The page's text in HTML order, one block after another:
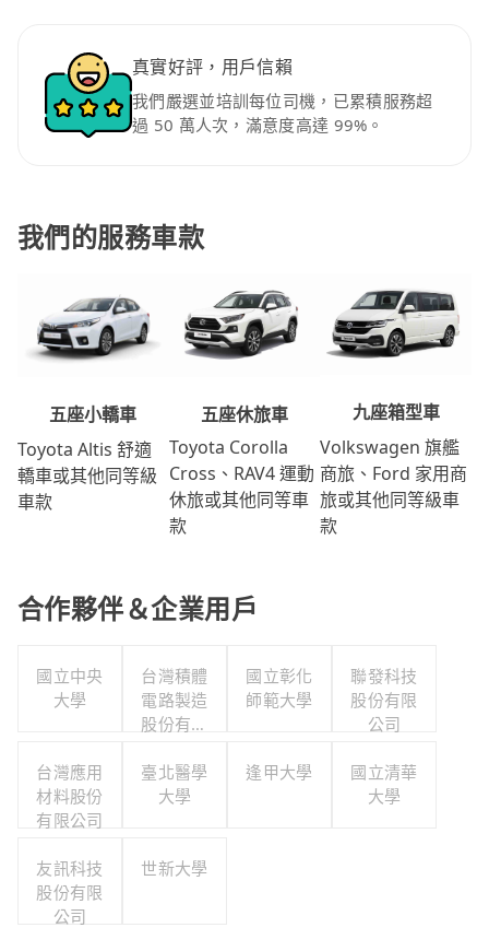
真實好評，用戶信賴
我們嚴選並培訓每位司機，已累積服務超
過 50 萬人次，滿意度高達 99%。
我們的服務車款
五座小轎車
Toyota Altis 舒適
轎車或其他同等級
車款
五座休旅車
Toyota Corolla
Cross、RAV4 運動
休旅或其他同等車
款
九座箱型車
Volkswagen 旗艦
商旅、Ford 家用商
旅或其他同等級車
款
合作夥伴＆企業用戶
國立中央
大學
台灣積體
電路製造
股份有限
國立彰化
師範大學
聯發科技
股份有限
公司
台灣應用
材料股份
有限公司
臺北醫學
大學
逢甲大學
國立清華
大學
友訊科技
股份有限
公司
世新大學